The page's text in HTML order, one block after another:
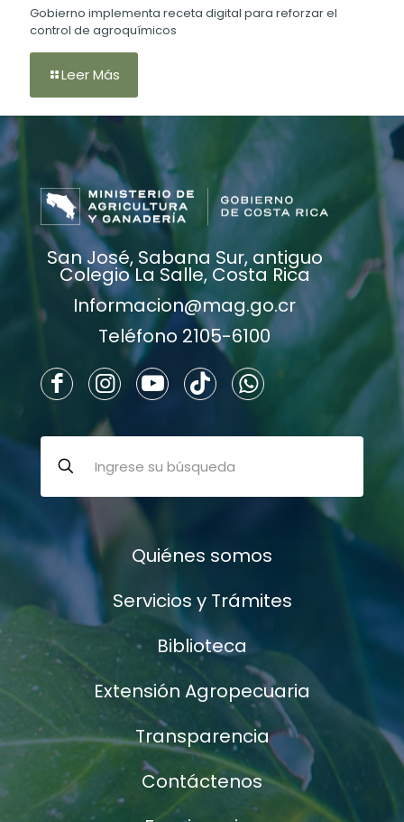
Gobierno implementa receta digital para reforzar el
control de agroquímicos
Leer Más
San José, Sabana Sur, antiguo
Colegio La Salle, Costa Rica
Informacion@mag.go.cr
Teléfono 2105-6100
Quiénes somos
Servicios y Trámites
Biblioteca
Extensión Agropecuaria
Transparencia
Contáctenos